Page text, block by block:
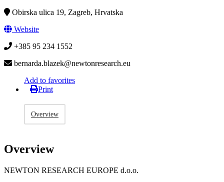
Obirska ulica 19, Zagreb, Hrvatska
Website
+385 95 234 1552
bernarda.blazek@newtonresearch.eu
Add to favorites
Print
Overview
Overview
NEWTON RESEARCH EUROPE d.o.o.